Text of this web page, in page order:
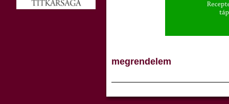
megrendelem